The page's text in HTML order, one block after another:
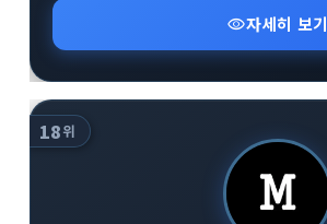
visibility자세히 보기
18위